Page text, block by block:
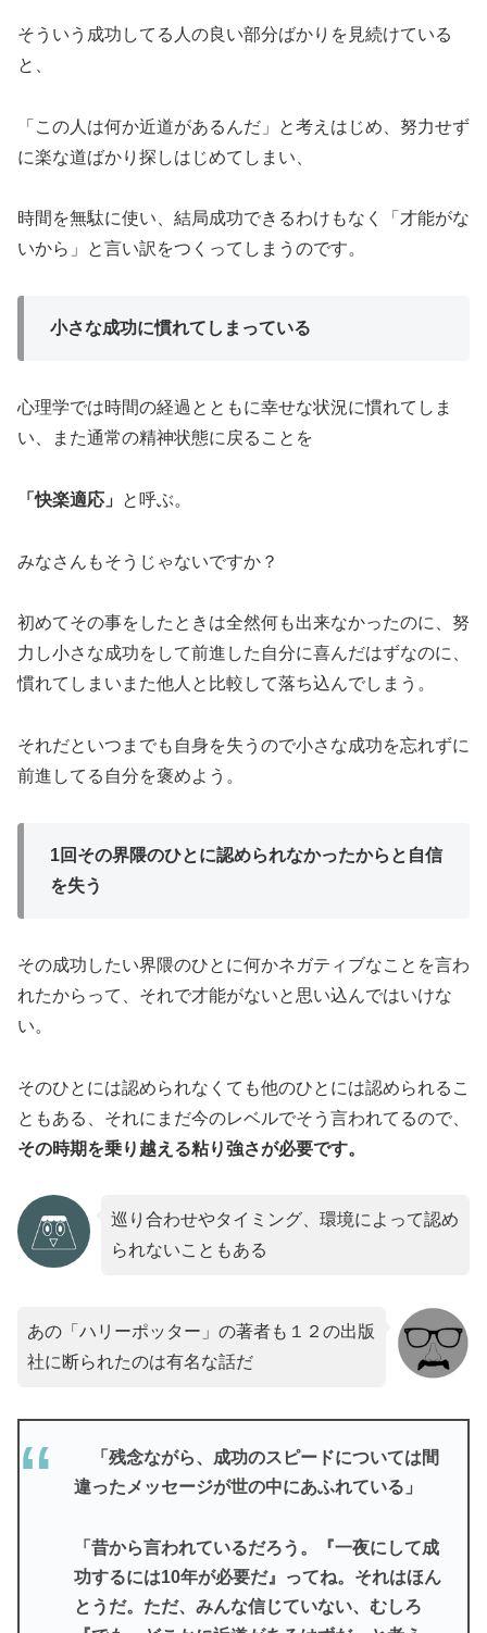
そういう成功してる人の良い部分ばかりを見続けている
と、
「この人は何か近道があるんだ」と考えはじめ、努力せず
に楽な道ばかり探しはじめてしまい、
時間を無駄に使い、結局成功できるわけもなく「才能がな
いから」と言い訳をつくってしまうのです。
小さな成功に慣れてしまっている
心理学では時間の経過とともに幸せな状況に慣れてしま
い、また通常の精神状態に戻ることを
「快楽適応」 と呼ぶ。
みなさんもそうじゃないですか？
初めてその事をしたときは全然何も出来なかったのに、努
力し小さな成功をして前進した自分に喜んだはずなのに、
慣れてしまいまた他人と比較して落ち込んでしまう。
それだといつまでも自身を失うので小さな成功を忘れずに
前進してる自分を褒めよう。
1回その界隈のひとに認められなかったからと自信
を失う
その成功したい界隈のひとに何かネガティブなことを言わ
れたからって、それで才能がないと思い込んではいけな
い。
そのひとには認められなくても他のひとには認められるこ
ともある、それにまだ今のレベルでそう言われてるので、
その時期を乗り越える粘り強さが必要です。
巡り合わせやタイミング、環境によって認め
られないこともある
あの「ハリーポッター」の著者も１２の出版
社に断られたのは有名な話だ
「残念ながら、成功のスピードについては間
違ったメッセージが世の中にあふれている」
「昔から言われているだろう。『一夜にして成
功するには10年が必要だ』ってね。それはほん
とうだ。ただ、みんな信じていない、むしろ